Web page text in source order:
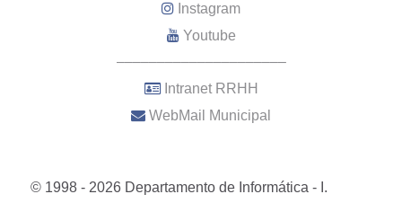
Instagram
Youtube
–––––––––––––––––––––
Intranet RRHH
WebMail Municipal
© 1998 - 2026 Departamento de Informática - I.